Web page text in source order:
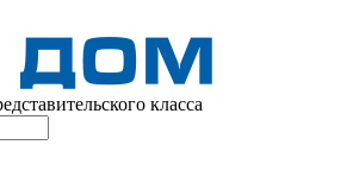
класса